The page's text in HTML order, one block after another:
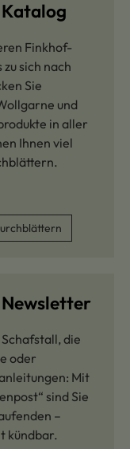
Finkhof-
sich nach
Sie
und
in aller
Ihnen viel
die
oder
Mit
sind Sie
–
kündbar.